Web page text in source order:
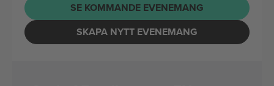
SE KOMMANDE EVENEMANG
SKAPA NYTT EVENEMANG